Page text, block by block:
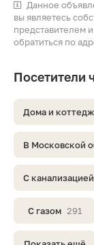
Данное
вы являетесь
представителем
обратиться по
Посетители
Дома и
В Московской
С канализацией
С газом 291